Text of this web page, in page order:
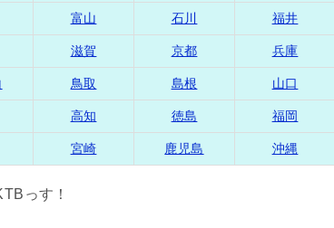
富山 石川 福井
滋賀 京都 兵庫
鳥取 島根 山口
高知 徳島 福岡
宮崎 鹿児島 沖縄
っす！